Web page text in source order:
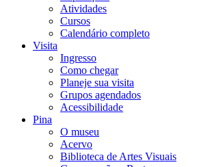
Atividades
Cursos
Calendário completo
Visita
Ingresso
Como chegar
Planeje sua visita
Grupos agendados
Acessibilidade
Pina
O museu
Acervo
Biblioteca de Artes Visuais